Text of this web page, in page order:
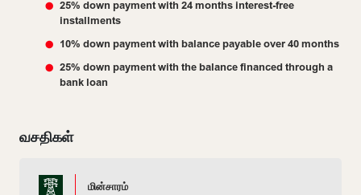
25% down payment with 24 months interest-free
installments
10% down payment with balance payable over 40 months
25% down payment with the balance financed through a
bank loan
வசதிகள்
மின்சாரம்